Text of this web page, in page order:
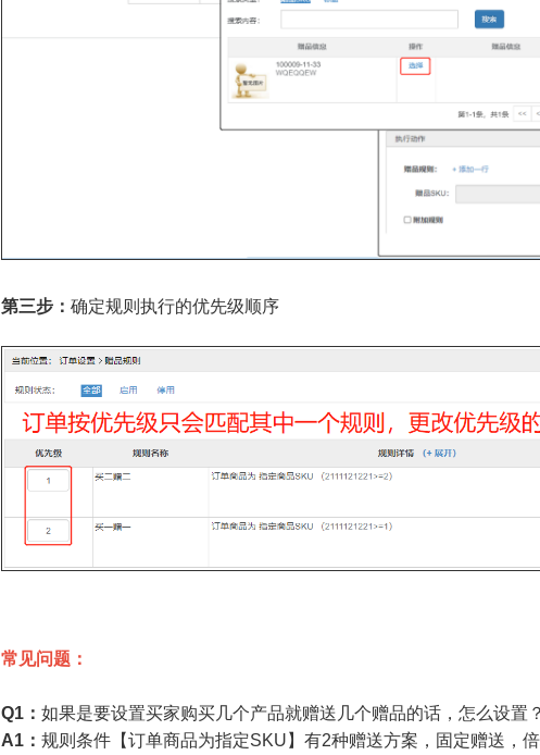
第三步：确定规则执行的优先级顺序
常见问题：
Q1：如果是要设置买家购买几个产品就赠送几个赠品的话，怎么设置？
A1：规则条件【订单商品为指定SKU】有2种赠送方案，固定赠送，